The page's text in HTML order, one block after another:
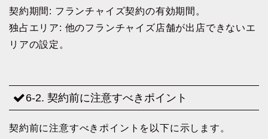
契約期間: フランチャイズ契約の有効期間。
独占エリア: 他のフランチャイズ店舗が出店できないエ
リアの設定。
6-2. 契約前に注意すべきポイント
契約前に注意すべきポイントを以下に示します。